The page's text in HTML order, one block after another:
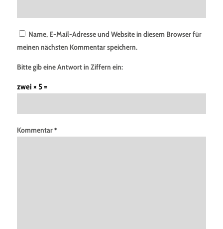
Name, E-Mail-Adresse und Website in diesem Browser für
meinen nächsten Kommentar speichern.
Bitte gib eine Antwort in Ziffern ein:
zwei × 5 =
Kommentar*